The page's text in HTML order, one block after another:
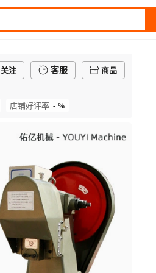
关注 客服
商品
店铺好评率 - %